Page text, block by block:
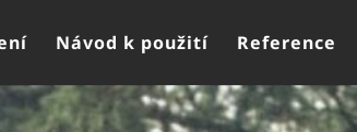
Návod k použití Reference